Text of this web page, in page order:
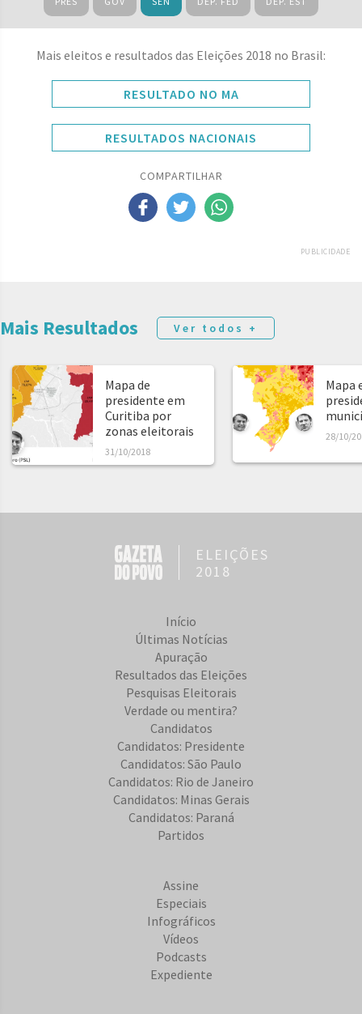
Mais eleitos e resultados das Eleições 2018 no Brasil:
RESULTADO NO MA
RESULTADOS NACIONAIS
COMPARTILHAR
PUBLICIDADE
Mais Resultados Ver todos +
Mapa de
presidente em
Curitiba por
zonas eleitorais
31/10/2018
Mapa
28/10/
ELEIÇÕES
2018
Início
Últimas Notícias
Apuração
Resultados das Eleições
Pesquisas Eleitorais
Verdade ou mentira?
Candidatos
Candidatos: Presidente
Candidatos: São Paulo
Candidatos: Rio de Janeiro
Candidatos: Minas Gerais
Candidatos: Paraná
Partidos
Assine
Especiais
Infográficos
Vídeos
Podcasts
Expediente